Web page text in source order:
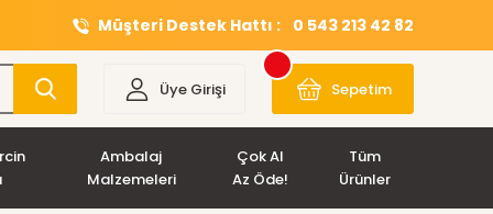
Müşteri Destek Hattı : 0 543 213 42 82
Üye Girişi Sepetim
Ambalaj
Malzemeleri
Çok Al
Az Öde!
Tüm
Ürünler